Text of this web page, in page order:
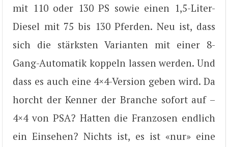
mit 110 oder 130 PS sowie einen 1,5-Liter-
Diesel mit 75 bis 130 Pferden. Neu ist, dass
sich die stärksten Varianten mit einer 8-
Gang-Automatik koppeln lassen werden. Und
dass es auch eine 4×4-Version geben wird. Da
horcht der Kenner der Branche sofort auf –
4×4 von PSA? Hatten die Franzosen endlich
ein Einsehen? Nichts ist, es ist «nur» eine